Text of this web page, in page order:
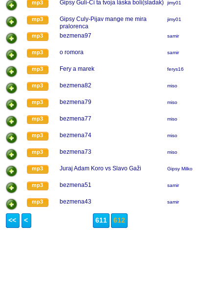
mp3 Gipsy Guli-Či ta tvoja láska boli(sladak) jimy01
mp3
Gipsy Culy-Pijav mange me mira
pralorenca
jimy01
mp3 bezmena97 samir
mp3 o romora samir
mp3 Fery a marek ferys16
mp3 bezmena82 miso
mp3 bezmena79 miso
mp3 bezmena77 miso
mp3 bezmena74 miso
mp3 bezmena73 miso
mp3 Juraj Adam Koro vs Slavo Gaži Gipsy Milko
mp3 bezmena51 samir
mp3 bezmena43 samir
<< < 611 612